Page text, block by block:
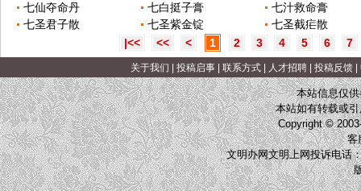
七仙夺命丹
七白挺子膏
七汁救命膏
七圣君子散
七圣紫金锭
七圣截疟散
|<<
<< < 1 2 3 4 5 6 7
关于我们 |投稿启事 |联系方式 人才招聘 |投稿反馈 |
本站信息仅
本站如有转载或
Copyright ©
客
文明办网文明上网投诉电话